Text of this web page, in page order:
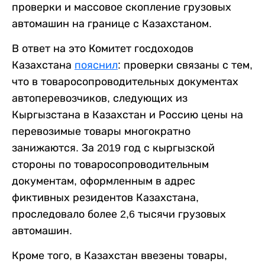
проверки и массовое скопление грузовых
автомашин на границе с Казахстаном.
В ответ на это Комитет госдоходов
Казахстана пояснил: проверки связаны с тем,
что в товаросопроводительных документах
автоперевозчиков, следующих из
Кыргызстана в Казахстан и Россию цены на
перевозимые товары многократно
занижаются. За 2019 год с кыргызской
стороны по товаросопроводительным
документам, оформленным в адрес
фиктивных резидентов Казахстана,
проследовало более 2,6 тысячи грузовых
автомашин.
Кроме того, в Казахстан ввезены товары,